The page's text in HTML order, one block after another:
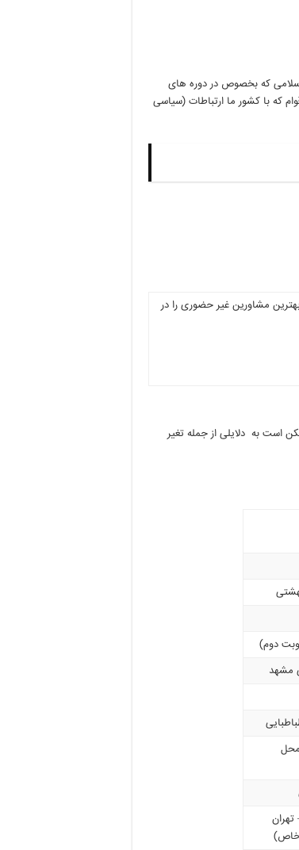
که بخصوص در دوره های
و واقوام که با کشور ما ارتباطات (سیاسی
مشاورین غیر حضوری را در
یک تخمین است ممکن است به دلایلی از جمله تغیر
دوم)
مشهد
خاص)